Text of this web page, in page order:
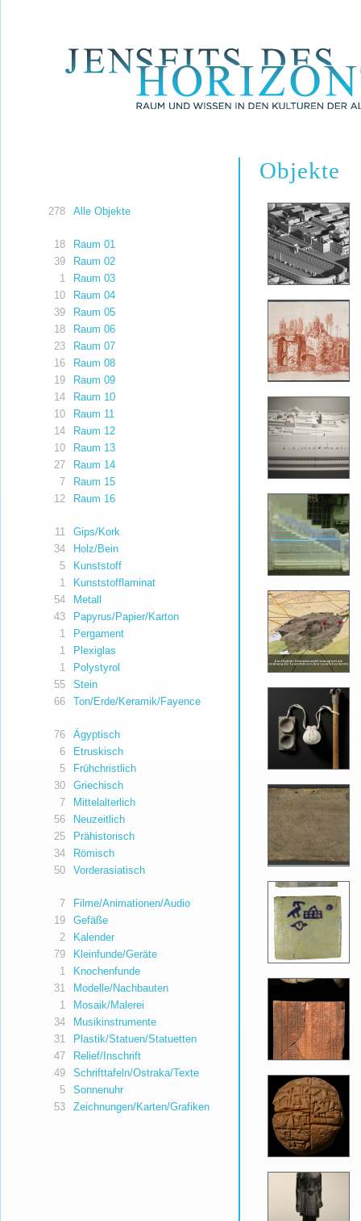
Objekte
Alle Objekte
278
Raum 01
18
Raum 02
39
Raum 03
1
Raum 04
10
Raum 05
39
Raum 06
18
Raum 07
23
Raum 08
16
Raum 09
19
Raum 10
14
Raum 11
10
Raum 12
14
Raum 13
10
Raum 14
27
Raum 15
7
Raum 16
12
Gips/Kork
11
Holz/Bein
34
Kunststoff
5
Kunststofflaminat
1
Metall
54
Papyrus/Papier/Karton
43
Pergament
1
Plexiglas
1
Polystyrol
1
Stein
55
Ton/Erde/Keramik/Fayence
66
Ägyptisch
76
Etruskisch
6
Frühchristlich
5
Griechisch
30
Mittelalterlich
7
Neuzeitlich
56
Prähistorisch
25
Römisch
34
Vorderasiatisch
50
Filme/Animationen/Audio
7
Gefäße
19
Kalender
2
Kleinfunde/Geräte
79
Knochenfunde
1
Modelle/Nachbauten
31
Mosaik/Malerei
1
Musikinstrumente
34
Plastik/Statuen/Statuetten
31
Relief/Inschrift
47
Schrifttafeln/Ostraka/Texte
49
Sonnenuhr
5
Zeichnungen/Karten/Grafiken
53